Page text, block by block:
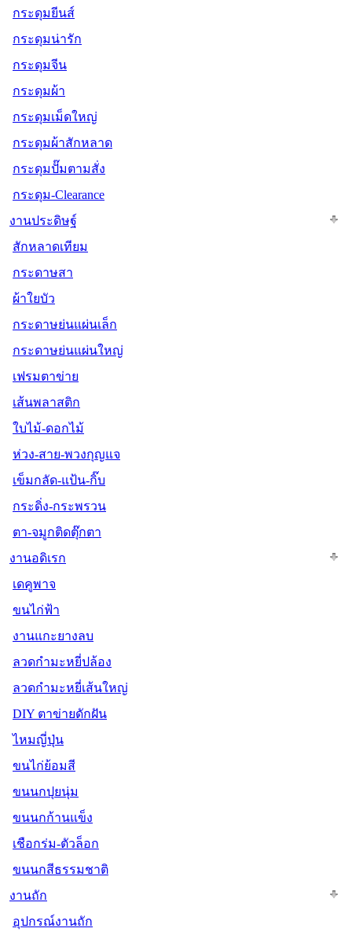
กระดุมยีนส์
กระดุมน่ารัก
กระดุมจีน
กระดุมผ้า
กระดุมเม็ดใหญ่
กระดุมผ้าสักหลาด
กระดุมปั๊มตามสั่ง
กระดุม-Clearance
งานประดิษฐ์
สักหลาดเทียม
กระดาษสา
ผ้าใยบัว
กระดาษย่นแผ่นเล็ก
กระดาษย่นแผ่นใหญ่
เฟรมตาข่าย
เส้นพลาสติก
ใบไม้-ดอกไม้
ห่วง-สาย-พวงกุญแจ
เข็มกลัด-แป้น-กิ๊บ
กระดิ่ง-กระพรวน
ตา-จมูกติดตุ๊กตา
งานอดิเรก
เดคูพาจ
ขนไก่ฟ้า
งานแกะยางลบ
ลวดกำมะหยี่ปล้อง
ลวดกำมะหยี่เส้นใหญ่
DIY ตาข่ายดักฝัน
ไหมญี่ปุ่น
ขนไก่ย้อมสี
ขนนกปุยนุ่ม
ขนนกก้านแข็ง
เชือกร่ม-ตัวล็อก
ขนนกสีธรรมชาติ
งานถัก
อุปกรณ์งานถัก